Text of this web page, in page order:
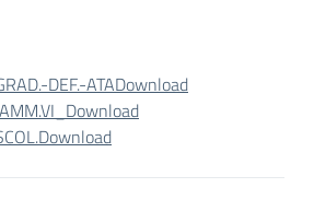
DEF.-ATADownload
Download
Download